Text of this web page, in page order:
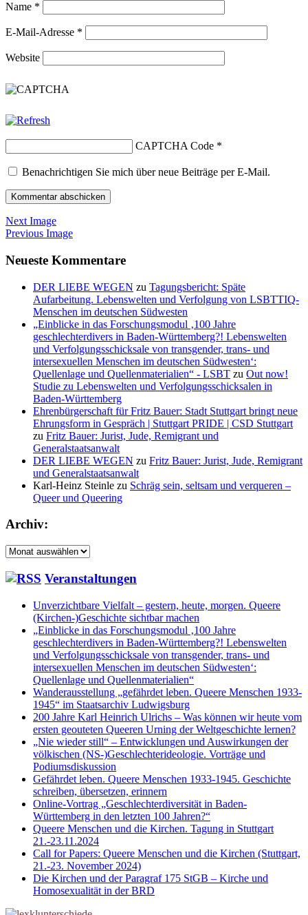
Name *
E-Mail-Adresse *
Website
CAPTCHA Code *
Benachrichtigen Sie mich über neue Beiträge per E-Mail.
Next Image
Previous Image
Neueste Kommentare
DER LIEBE WEGEN zu Tagungsbericht: Späte
Aufarbeitung. Lebenswelten und Verfolgung von LSBTTIQ-
Menschen im deutschen Südwesten
„Einblicke in das Forschungsmodul ‚100 Jahre
geschlechterdivers in Baden-Württemberg?! Lebenswelten
und Verfolgungsschicksale von transgender, trans- und
intersexuellen Menschen im deutschen Südwesten‘:
Quellenlage und Quellenmaterialien“ - LSBT zu Out now!
Studie zu Lebenswelten und Verfolgungsschicksalen in
Baden-Württemberg
Ehrenbürgerschaft für Fritz Bauer: Stadt Stuttgart bringt neue
Ehrungsform in Gespräch | Stuttgart PRIDE | CSD Stuttgart
zu Fritz Bauer: Jurist, Jude, Remigrant und
Generalstaatsanwalt
DER LIEBE WEGEN zu Fritz Bauer: Jurist, Jude, Remigrant
und Generalstaatsanwalt
Karl-Heinz Steinle zu Schräg sein, seltsam und verqueren –
Queer und Queering
Archiv:
Archiv:
Veranstaltungen
Unverzichtbare Vielfalt – gestern, heute, morgen. Queere
(Kirchen-)Geschichte sichtbar machen
„Einblicke in das Forschungsmodul ‚100 Jahre
geschlechterdivers in Baden-Württemberg?! Lebenswelten
und Verfolgungsschicksale von transgender, trans- und
intersexuellen Menschen im deutschen Südwesten‘:
Quellenlage und Quellenmaterialien“
Wanderausstellung „gefährdet leben. Queere Menschen 1933-
1945“ im Staatsarchiv Ludwigsburg
200 Jahre Karl Heinrich Ulrichs – Was können wir heute vom
ersten geouteten Queeren Urning der Weltgeschichte lernen?
„Nie wieder still“ – Entwicklungen und Auswirkungen der
völkischen (NS-)Geschlechterideologie. Vorträge und
Podiumsdiskussion
Gefährdet leben. Queere Menschen 1933-1945. Geschichte
schreiben, übersetzen, erinnern
Online-Vortrag „Geschlechterdiversität in Baden-
Württemberg in den letzten 100 Jahren?“
Queere Menschen und die Kirchen. Tagung in Stuttgart
21.-23.11.2024
Call for Papers: Queere Menschen und die Kirchen (Stuttgart,
21.-23. November 2024)
Die Kirchen und der Paragraf 175 StGB – Kirche und
Homosexualität in der BRD